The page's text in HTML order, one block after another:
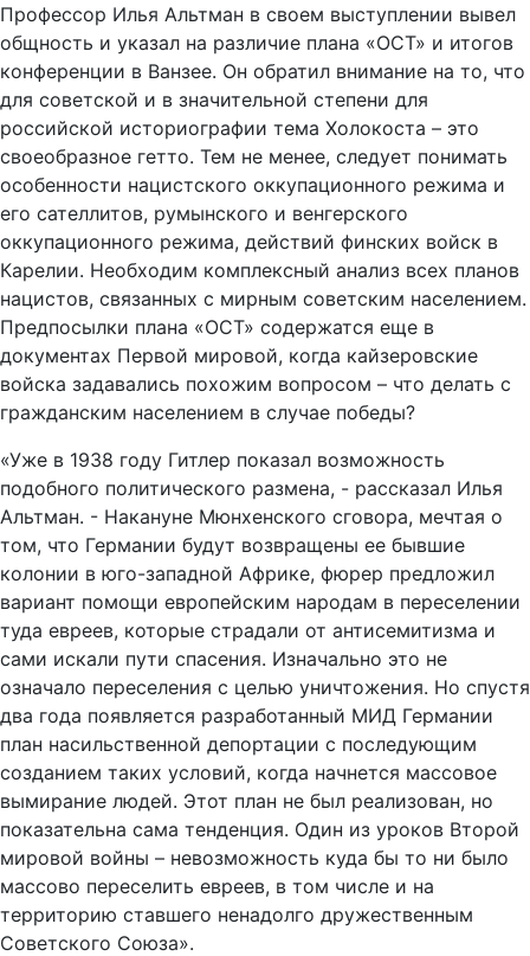
Профессор Илья Альтман в своем выступлении вывел
общность и указал на различие плана «ОСТ» и итогов
конференции в Ванзее. Он обратил внимание на то, что
для советской и в значительной степени для
российской историографии тема Холокоста – это
своеобразное гетто. Тем не менее, следует понимать
особенности нацистского оккупационного режима и
его сателлитов, румынского и венгерского
оккупационного режима, действий финских войск в
Карелии. Необходим комплексный анализ всех планов
нацистов, связанных с мирным советским населением.
Предпосылки плана «ОСТ» содержатся еще в
документах Первой мировой, когда кайзеровские
войска задавались похожим вопросом – что делать с
гражданским населением в случае победы?
«Уже в 1938 году Гитлер показал возможность
подобного политического размена, - рассказал Илья
Альтман. - Накануне Мюнхенского сговора, мечтая о
том, что Германии будут возвращены ее бывшие
колонии в юго-западной Африке, фюрер предложил
вариант помощи европейским народам в переселении
туда евреев, которые страдали от антисемитизма и
сами искали пути спасения. Изначально это не
означало переселения с целью уничтожения. Но спустя
два года появляется разработанный МИД Германии
план насильственной депортации с последующим
созданием таких условий, когда начнется массовое
вымирание людей. Этот план не был реализован, но
показательна сама тенденция. Один из уроков Второй
мировой войны – невозможность куда бы то ни было
массово переселить евреев, в том числе и на
территорию ставшего ненадолго дружественным
Советского Союза».